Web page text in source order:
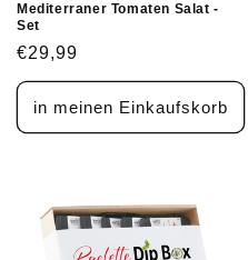
Mediterraner Tomaten Salat -
Set
Normaler
Preis
€29,99
in meinen Einkaufskorb